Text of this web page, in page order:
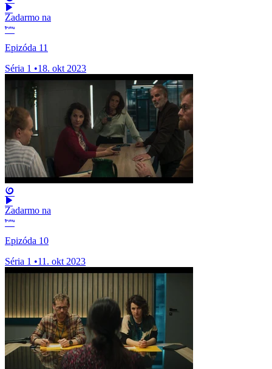
Zadarmo na
Epizóda 11
Séria 1 •18. okt 2023
Zadarmo na
Epizóda 10
Séria 1 •11. okt 2023